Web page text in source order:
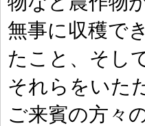
無事に収穫でき
たこと、そし
それらをいた
ご来賓の方々